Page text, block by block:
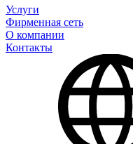
Услуги
Фирменная сеть
О компании
Контакты